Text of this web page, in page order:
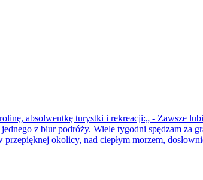
absolwentkę turystki i rekreacji:„ - Zawsze
z biur podróży. Wiele tygodni spędzam za
okolicy, nad ciepłym morzem,